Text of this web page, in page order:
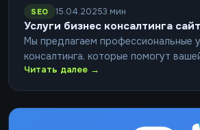
SEO 15.04.20253 мин
Услуги бизнес консалтинга
Мы предлагаем профессиональные
консалтинга, которые помогут
Читать далее →